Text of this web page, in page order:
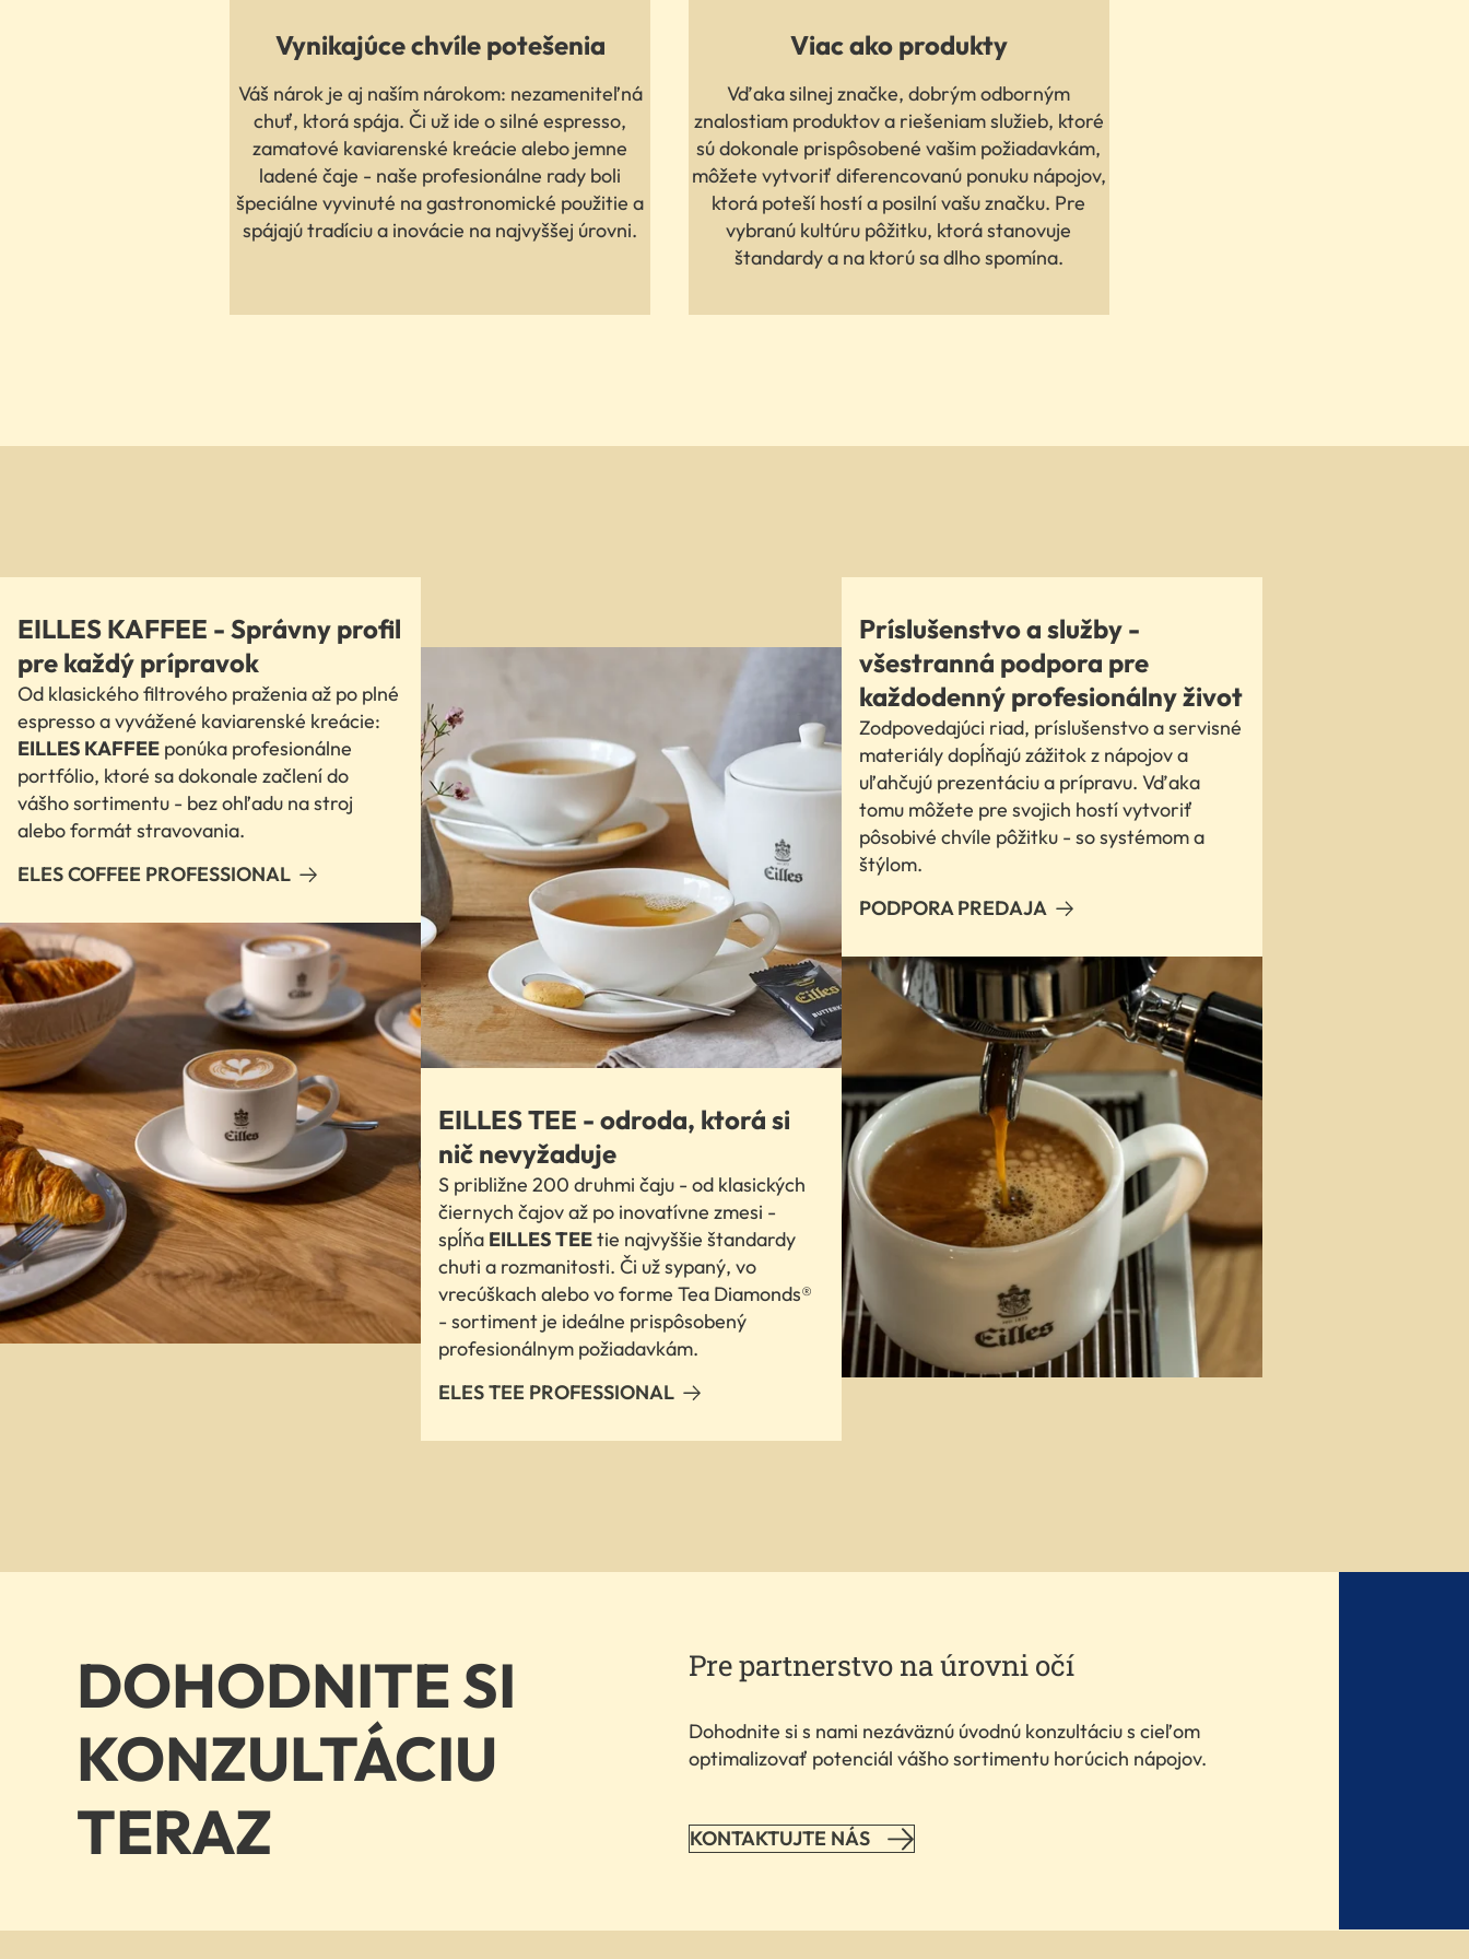
Vynikajúce chvíle potešenia
Váš nárok je aj naším nárokom: nezameniteľná
chuť, ktorá spája. Či už ide o silné espresso,
zamatové kaviarenské kreácie alebo jemne
ladené čaje - naše profesionálne rady boli
špeciálne vyvinuté na gastronomické použitie a
spájajú tradíciu a inovácie na najvyššej úrovni.
Viac ako produkty
Vďaka silnej značke, dobrým odborným
znalostiam produktov a riešeniam služieb, ktoré
sú dokonale prispôsobené vašim požiadavkám,
môžete vytvoriť diferencovanú ponuku nápojov,
ktorá poteší hostí a posilní vašu značku. Pre
vybranú kultúru pôžitku, ktorá stanovuje
štandardy a na ktorú sa dlho spomína.
EILLES KAFFEE - Správny profil
pre každý prípravok
Od klasického filtrového praženia až po plné
espresso a vyvážené kaviarenské kreácie:
EILLES KAFFEE ponúka profesionálne
portfólio, ktoré sa dokonale začlení do
vášho sortimentu - bez ohľadu na stroj
alebo formát stravovania.
ELES COFFEE PROFESSIONAL
EILLES TEE - odroda, ktorá si
nič nevyžaduje
S približne 200 druhmi čaju - od klasických
čiernych čajov až po inovatívne zmesi -
spĺňa EILLES TEEtie najvyššie štandardy
chuti a rozmanitosti. Či už sypaný, vo
vrecúškach alebo vo forme Tea Diamonds®
- sortiment je ideálne prispôsobený
profesionálnym požiadavkám.
ELES TEE PROFESSIONAL
Príslušenstvo a služby -
všestranná podpora pre
každodenný profesionálny život
Zodpovedajúci riad, príslušenstvo a servisné
materiály dopĺňajú zážitok z nápojov a
uľahčujú prezentáciu a prípravu. Vďaka
tomu môžete pre svojich hostí vytvoriť
pôsobivé chvíle pôžitku - so systémom a
štýlom.
PODPORA PREDAJA
DOHODNITE SI
KONZULTÁCIU
TERAZ
Pre partnerstvo na úrovni očí
Dohodnite si s nami nezáväznú úvodnú konzultáciu s cieľom
optimalizovať potenciál vášho sortimentu horúcich nápojov.
KONTAKTUJTE NÁS